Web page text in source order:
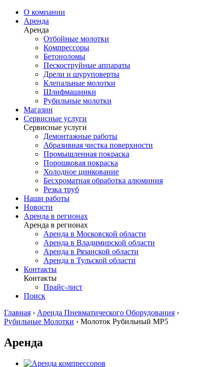
О компании
Аренда
Аренда
Отбойные молотки
Компрессоры
Бетоноломы
Пескоструйные аппараты
Дрели и шуруповерты
Клепальные молотки
Шлифмашинки
Рубильные молотки
Магазин
Сервисные услуги
Сервисные услуги
Демонтажные работы
Абразивная чистка поверхности
Промышленная покраска
Порошковая покраска
Холодное цинкование
Бесхроматная обработка алюминия
Резка труб
Наши работы
Новости
Аренда в регионах
Аренда в регионах
Аренда в Московской области
Аренда в Владимирской области
Аренда в Рязанской области
Аренда в Тульской области
Контакты
Контакты
Прайс-лист
Поиск
Главная › Аренда Пневматического Оборудования ›
Рубильные Молотки › Молоток Рубильный МР5
Аренда